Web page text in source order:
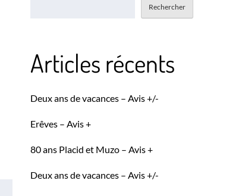
Rechercher
Articles récents
Deux ans de vacances – Avis +/-
Erêves – Avis +
80 ans Placid et Muzo – Avis +
Deux ans de vacances – Avis +/-